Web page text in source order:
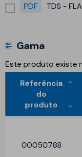
PDF
TDS -
Gama
Este produto existe
Referência
do
produto
00050788